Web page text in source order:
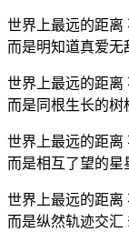
世界上最远的距离
而是明知道真爱无
世界上最远的距离
而是同根生长的树
世界上最远的距离
而是相互了望的星
世界上最远的距离
而是纵然轨迹交汇